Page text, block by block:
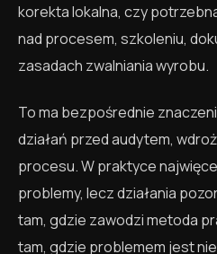
korekta lokalna, czy
nad procesem, szkoleniu,
zasadach zwalniania wyrobu.
To ma bezpośrednie
działań przed audytem,
procesu. W praktyce
problemy, lecz działania
tam, gdzie zawodzi metoda
tam, gdzie problemem jest